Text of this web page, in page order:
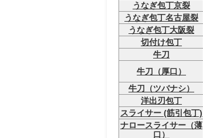
うなぎ包丁京裂
うなぎ包丁名古屋裂
うなぎ包丁大阪裂
切付け包丁
牛刀
牛刀（厚口）
牛刀（ツバナシ）
洋出刃包丁
スライサー (筋引包丁)
ナロースライサー（薄
口）